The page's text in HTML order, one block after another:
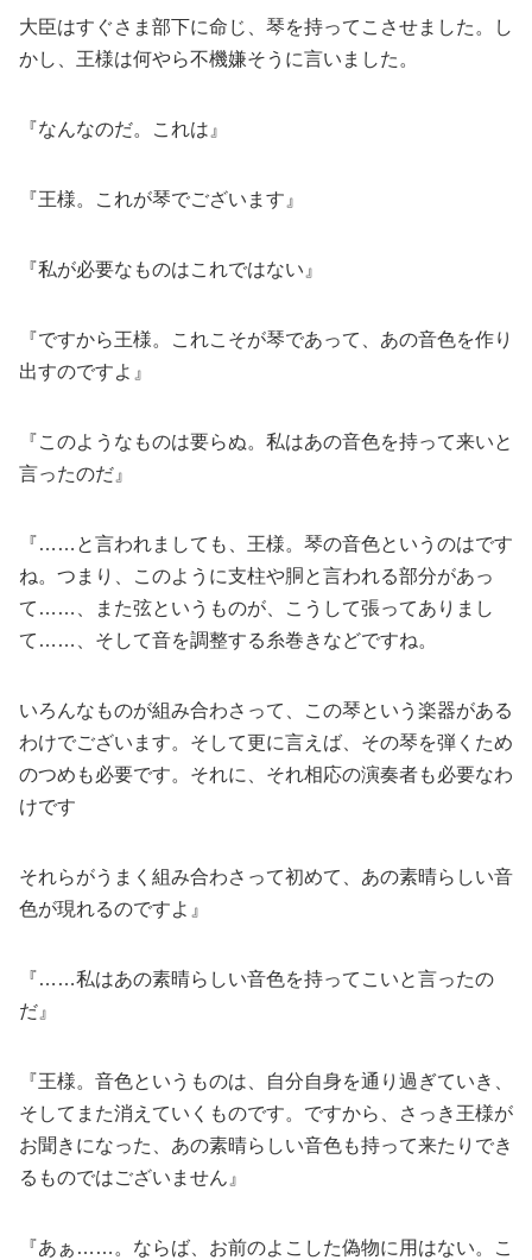
大臣はすぐさま部下に命じ、琴を持ってこさせました。し
かし、王様は何やら不機嫌そうに言いました。
『なんなのだ。これは』
『王様。これが琴でございます』
『私が必要なものはこれではない』
『ですから王様。これこそが琴であって、あの音色を作り
出すのですよ』
『このようなものは要らぬ。私はあの音色を持って来いと
言ったのだ』
『……と言われましても、王様。琴の音色というのはです
ね。つまり、このように支柱や胴と言われる部分があっ
て……、また弦というものが、こうして張ってありまし
て……、そして音を調整する糸巻きなどですね。
いろんなものが組み合わさって、この琴という楽器がある
わけでございます。そして更に言えば、その琴を弾くため
のつめも必要です。それに、それ相応の演奏者も必要なわ
けです
それらがうまく組み合わさって初めて、あの素晴らしい音
色が現れるのですよ』
『……私はあの素晴らしい音色を持ってこいと言ったの
だ』
『王様。音色というものは、自分自身を通り過ぎていき、
そしてまた消えていくものです。ですから、さっき王様が
お聞きになった、あの素晴らしい音色も持って来たりでき
るものではございません』
『あぁ……。ならば、お前のよこした偽物に用はない。こ